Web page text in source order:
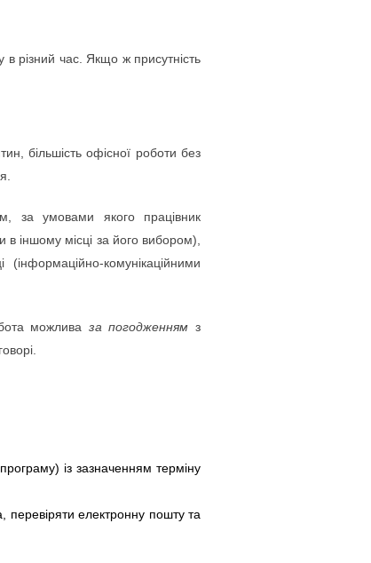
різний час. Якщо ж присутність
більшість офісної роботи без
за умовами якого працівник
іншому місці за його вибором),
комунікаційними
можлива за погодженням з
із зазначенням терміну
перевіряти електронну пошту та